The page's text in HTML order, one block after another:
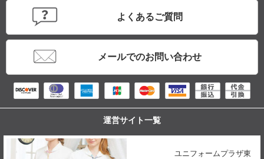
よくあるご質問
メールでのお問い合わせ
運営サイト一覧
ユニフォームプラザ東